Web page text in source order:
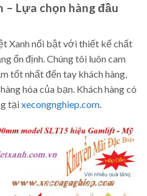
– Lựa chọn hàng đầu
Xanh nổi bật với thiết kế chất
ổn định. Chúng tôi luôn cam
tốt nhất đến tay khách hàng,
hóa của bạn. Khách hàng có
tạixecongnghiep.com.